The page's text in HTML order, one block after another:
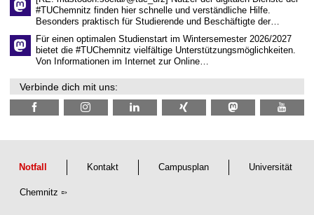
c
e
n
N
c
w
s
#TUChemnitz finden hier schnelle und verständliche Hilfe.
Besonders praktisch für Studierende und Beschäftigte der…
Für einen optimalen Studienstart im Wintersemester 2026/2027
bietet die #TUChemnitz vielfältige Unterstützungsmöglichkeiten.
Von Informationen im Internet zur Online…
Verbinde dich mit uns:
Notfall Kontakt Campusplan Universität
Chemnitz